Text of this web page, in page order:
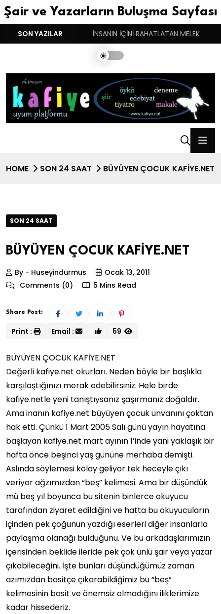
Şair ve Yazarların Buluşma Sayfası
SON YAZILAR
BASARINDIR! İNSANIN İÇİNİ RAHATLATAN MELEK
HOME SON 24 SAAT BÜYÜYEN ÇOCUK KAFİYE.NET
SON 24 SAAT
BÜYÜYEN ÇOCUK KAFİYE.NET
By - Huseyindurmus
Ocak 13, 2011
Comments (0)
5 Mins Read
Share Post:
Print : Email : 59
BÜYÜYEN ÇOCUK KAFİYE.NET
Değerli kafiye.net okurları. Neden böyle bir başlıkla
karşılaştığınızı merak edebilirsiniz. Hele birde
kafiye.netle yeni tanıştıysanız şaşırmanız doğaldır.
Ama inanın kafiye.net büyüyen çocuk unvanını çoktan
hak etti. Çünkü 1 Mart 2005 Salı günü yayın hayatına
başlayan kafiye.net mart ayının 1’inde yani yaklaşık bir
hafta önce beşinci yaş gününe merhaba demişti.
Aslında söylemesi kolay geliyor tek heceyle çıkı
veriyor ağzımızdan “beş” kelimesi. Ama bir düşündük
mü beş yıl boyunca bu sitenin binlerce okuyucu
tarafından ziyaret edildiğini ve hatta bu okuyucuların
içinden pek çoğunun yazdığı eserleri diğer insanlarla
paylaşma olanağı bulduğunu. Ve bu arkadaşlarımızın
içerisinden beklide ileride pek çok ünlü şair veya yazar
çıkabileceğini. İşte bunları düşündüğümüz zaman
azımızdan basitçe çıkarabildiğimiz bu “beş”
kelimesinin basit ve önemsiz olmadığını iliklerimize
kadar hissederiz.